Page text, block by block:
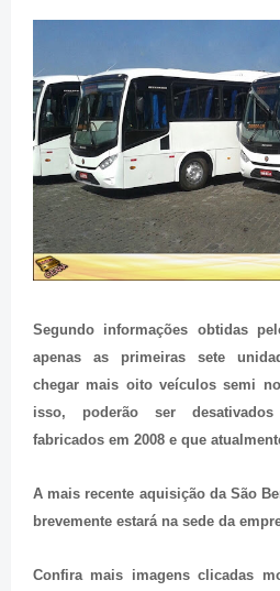
Segundo informações obtidas
apenas as primeiras sete
chegar mais oito veículos semi
isso, poderão ser
fabricados em 2008 e que
A mais recente aquisição da São
brevemente estará na sede da
Confira mais imagens clicadas